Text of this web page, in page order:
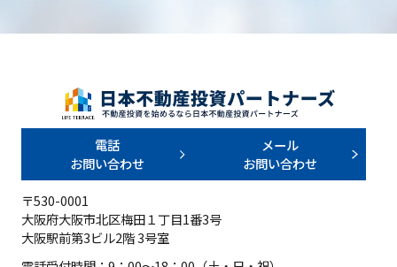
電話
お問い合わせ
メール
お問い合わせ
〒530-0001
大阪府大阪市北区梅田１丁目1番3号
大阪駅前第3ビル2階 3号室